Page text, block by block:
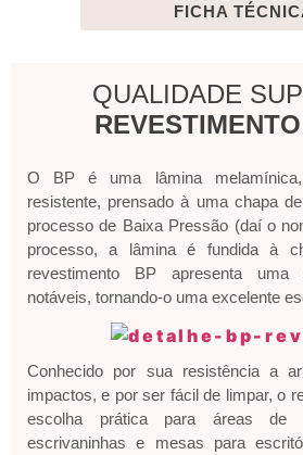
FICHA
QUALIDADE
O BP é uma lâmina
resistente, prensado à uma chapa
processo de Baixa Pressão (daí o
processo, a lâmina é fundida à
revestimento BP apresenta uma
notáveis, tornando-o uma excelente
Conhecido por sua resistência a
impactos, e por ser fácil de limpar, o
escolha prática para áreas de
escrivaninhas e mesas para